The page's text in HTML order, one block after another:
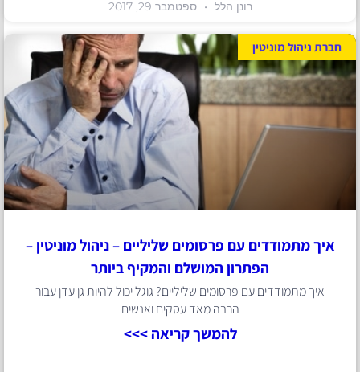
רונן הלל ספטמבר 29, 2017
חברת ניהול מוניטין
איך מתמודדים עם פרסומים שליליים – ניהול מוניטין –
הפתרון המושלם והמקיף ביותר
איך מתמודדים עם פרסומים שליליים? גוגל יכול להיות גן עדן עבור
הרבה מאד עסקים ואנשים
להמשך קריאה >>>